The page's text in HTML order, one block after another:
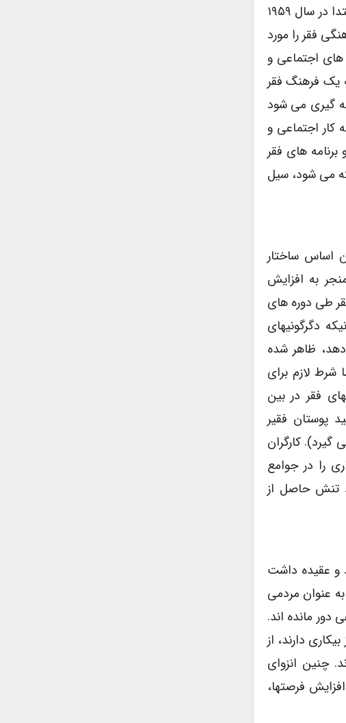
فرهنگ فقر (Culture Of Poverty)، که در اصل با عنوان خرده فرهنگ فقر نامگذاری شده، مفهومی است که ابتدا در سال ۱۹۵۹
فقر را مورد
های اجتماعی و
یک فرهنگ فقر
گیری می شود
کار اجتماعی و
های فقر
می شود، سیل
اساس ساختار
به افزایش
طی دوره های
دگرگونیهای
ظاهر شده
شرط لازم برای
فقر در بین
پوستان فقیر
گیرد). کارگران
را در جوامع
تنش حاصل از
از ۷۰ خصیصه گرد آورده بود و عقیده داشت
عنوان مردمی
دور مانده اند.
دارند، از
چنین انزوای
فرصتها،